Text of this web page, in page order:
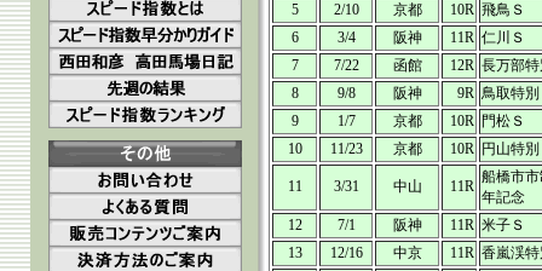
5
2/10 京都 10R 飛鳥Ｓ
6
3/4 阪神 11R 仁川Ｓ
7
7/22 函館 12R 長万部
8
9/8 阪神 9R 鳥取特別
9
1/7 京都 10R 門松Ｓ
10
11/23 京都 10R 円山特別
11 3/31 中山 11R
船橋市
年記念
12
7/1 阪神 11R 米子Ｓ
13
12/16 中京 11R 香嵐渓